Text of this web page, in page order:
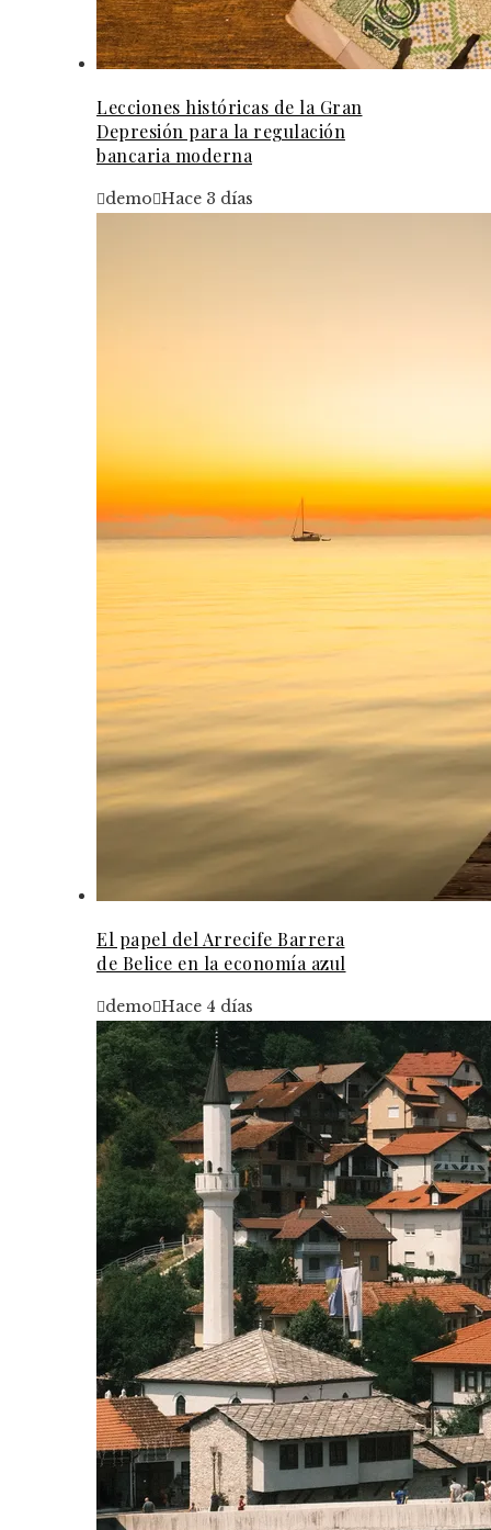
Lecciones históricas de la Gran
Depresión para la regulación
bancaria moderna
demo Hace 3 días
El papel del Arrecife Barrera
de Belice en la economía azul
demo Hace 4 días